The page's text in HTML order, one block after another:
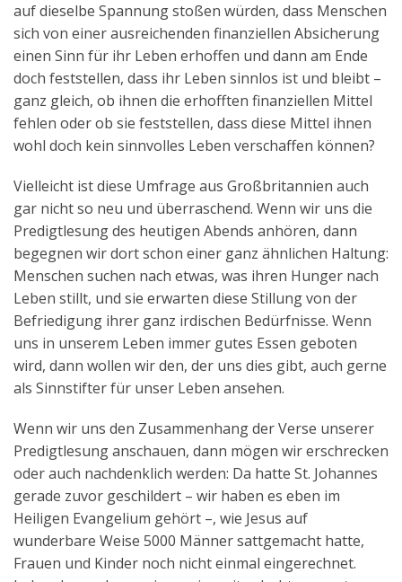
auf dieselbe Spannung stoßen würden, dass Menschen
sich von einer ausreichenden finanziellen Absicherung
einen Sinn für ihr Leben erhoffen und dann am Ende
doch feststellen, dass ihr Leben sinnlos ist und bleibt –
ganz gleich, ob ihnen die erhofften finanziellen Mittel
fehlen oder ob sie feststellen, dass diese Mittel ihnen
wohl doch kein sinnvolles Leben verschaffen können?
Vielleicht ist diese Umfrage aus Großbritannien auch
gar nicht so neu und überraschend. Wenn wir uns die
Predigtlesung des heutigen Abends anhören, dann
begegnen wir dort schon einer ganz ähnlichen Haltung:
Menschen suchen nach etwas, was ihren Hunger nach
Leben stillt, und sie erwarten diese Stillung von der
Befriedigung ihrer ganz irdischen Bedürfnisse. Wenn
uns in unserem Leben immer gutes Essen geboten
wird, dann wollen wir den, der uns dies gibt, auch gerne
als Sinnstifter für unser Leben ansehen.
Wenn wir uns den Zusammenhang der Verse unserer
Predigtlesung anschauen, dann mögen wir erschrecken
oder auch nachdenklich werden: Da hatte St. Johannes
gerade zuvor geschildert – wir haben es eben im
Heiligen Evangelium gehört –, wie Jesus auf
wunderbare Weise 5000 Männer sattgemacht hatte,
Frauen und Kinder noch nicht einmal eingerechnet.